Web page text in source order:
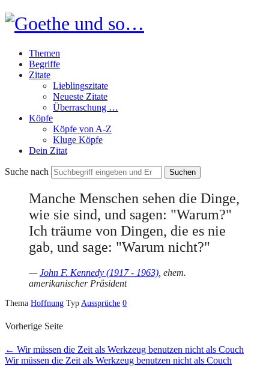
Goethe
und
so…
Themen
Begriffe
Zitate
Lieblingszitate
Neueste Zitate
Überraschung …
Köpfe
Köpfe von A-Z
Kluge Köpfe
Dein Zitat
Suche nach
Manche Menschen sehen die Dinge,
wie sie sind, und sagen: "Warum?"
Ich träume von Dingen, die es nie
gab, und sage: "Warum nicht?"
—John F. Kennedy (1917 - 1963) , ehem.
amerikanischer Präsident
Thema Hoffnung Typ Aussprüche 0
Vorherige Seite
← Wir müssen die Zeit als Werkzeug benutzen nicht als Couch
Wir müssen die Zeit als Werkzeug benutzen nicht als Couch